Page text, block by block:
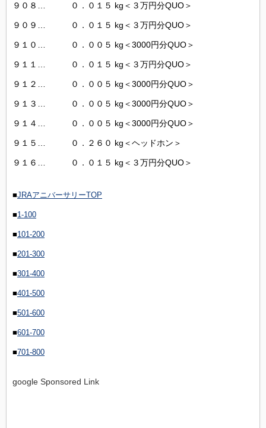
９０８… ０．０１５ kg＜３万円分QUO＞
９０９… ０．０１５ kg＜３万円分QUO＞
９１０… ０．００５ kg＜3000円分QUO＞
９１１… ０．０１５ kg＜３万円分QUO＞
９１２… ０．００５ kg＜3000円分QUO＞
９１３… ０．００５ kg＜3000円分QUO＞
９１４… ０．００５ kg＜3000円分QUO＞
９１５… ０．２６０ kg＜ヘッドホン＞
９１６… ０．０１５ kg＜３万円分QUO＞
■JRAアニバーサリーTOP
■1-100
■101-200
■201-300
■301-400
■401-500
■501-600
■601-700
■701-800
google Sponsored Link